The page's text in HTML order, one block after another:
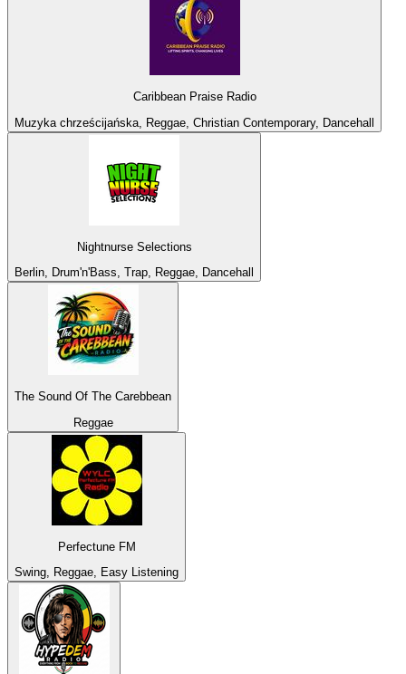
Caribbean Praise Radio
Muzyka chrześcijańska, Reggae, Christian Contemporary, Dancehall
Nightnurse Selections
Berlin, Drum'n'Bass, Trap, Reggae, Dancehall
The Sound Of The Carebbean
Reggae
Perfectune FM
Swing, Reggae, Easy Listening